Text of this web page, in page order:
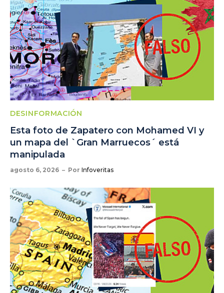
DESINFORMACIÓN
Esta foto de Zapatero con Mohamed VI y
un mapa del `Gran Marruecos´ está
manipulada
agosto 6, 2026 Por Infoveritas